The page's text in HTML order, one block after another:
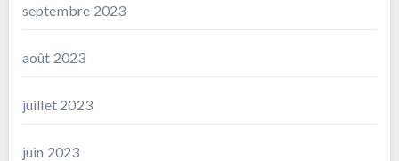
septembre 2023
août 2023
juillet 2023
juin 2023